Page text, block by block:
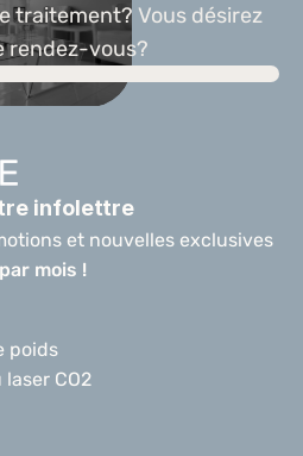
traitement? Vous désirez
rendez-vous?
poids
CO2
infolettre
mois !